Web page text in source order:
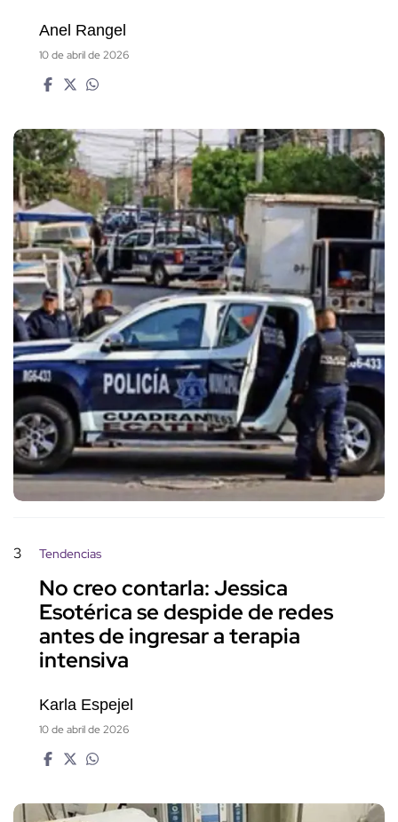
Anel Rangel
10 de abril de 2026
3 Tendencias
No creo contarla: Jessica
Esotérica se despide de redes
antes de ingresar a terapia
intensiva
Karla Espejel
10 de abril de 2026